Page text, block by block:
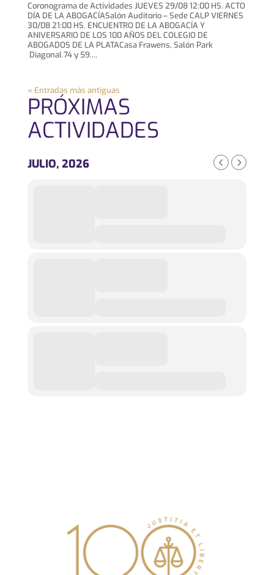
Coronograma de Actividades JUEVES 29/08 12:00 HS. ACTO
DÍA DE LA ABOGACÍASalón Auditorio – Sede CALP VIERNES
30/08 21:00 HS. ENCUENTRO DE LA ABOGACÍA Y
ANIVERSARIO DE LOS 100 AÑOS DEL COLEGIO DE
ABOGADOS DE LA PLATACasa Frawens, Salón Park
Diagonal 74 y 59....
« Entradas más antiguas
PRÓXIMAS
ACTIVIDADES
JULIO, 2026